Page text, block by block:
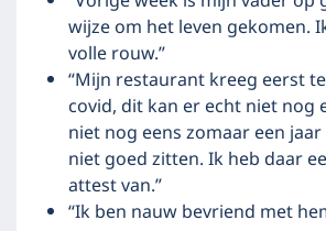
wijze om het leven gekomen.
volle rouw.”
“Mijn restaurant kreeg eerst
covid, dit kan er echt niet nog
niet nog eens zomaar een jaar
niet goed zitten. Ik heb daar
attest van.”
“Ik ben nauw bevriend met